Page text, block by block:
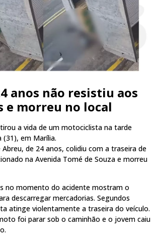
anos não resistiu aos
morreu no local
a vida de um motociclista na tarde
em Marília.
de 24 anos, colidiu com a traseira de
na Avenida Tomé de Souza e morreu
no momento do acidente mostram o
descarregar mercadorias. Segundos
atinge violentamente a traseira do veículo.
foi parar sob o caminhão e o jovem caiu